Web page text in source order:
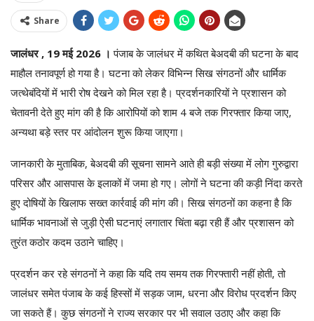
Share
जालंधर , 19 मई 2026 ।पंजाब के जालंधर में कथित बेअदबी की घटना के बाद
माहौल तनावपूर्ण हो गया है। घटना को लेकर विभिन्न सिख संगठनों और धार्मिक
जत्थेबंदियों में भारी रोष देखने को मिल रहा है। प्रदर्शनकारियों ने प्रशासन को
चेतावनी देते हुए मांग की है कि आरोपियों को शाम 4 बजे तक गिरफ्तार किया जाए,
अन्यथा बड़े स्तर पर आंदोलन शुरू किया जाएगा।
जानकारी के मुताबिक, बेअदबी की सूचना सामने आते ही बड़ी संख्या में लोग गुरुद्वारा
परिसर और आसपास के इलाकों में जमा हो गए। लोगों ने घटना की कड़ी निंदा करते
हुए दोषियों के खिलाफ सख्त कार्रवाई की मांग की। सिख संगठनों का कहना है कि
धार्मिक भावनाओं से जुड़ी ऐसी घटनाएं लगातार चिंता बढ़ा रही हैं और प्रशासन को
तुरंत कठोर कदम उठाने चाहिए।
प्रदर्शन कर रहे संगठनों ने कहा कि यदि तय समय तक गिरफ्तारी नहीं होती, तो
जालंधर समेत पंजाब के कई हिस्सों में सड़क जाम, धरना और विरोध प्रदर्शन किए
जा सकते हैं। कुछ संगठनों ने राज्य सरकार पर भी सवाल उठाए और कहा कि